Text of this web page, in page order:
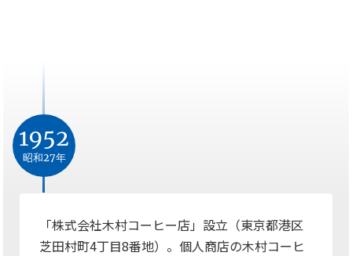
「株式会社木村コーヒー店」設立（東京都港区
芝田村町4丁目8番地）。個人商店の木村コーヒ
1952
昭和27年